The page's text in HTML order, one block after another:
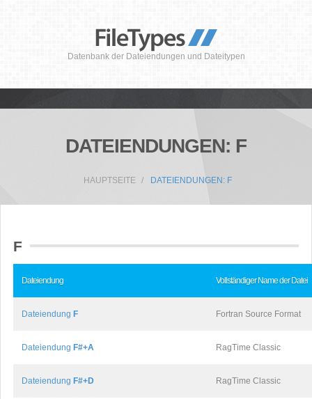
Datenbank der Dateiendungen und Dateitypen
DATEIENDUNGEN: F
HAUPTSEITE DATEIENDUNGEN: F
F
Dateiendung Vollständiger Name der Datei
Dateiendung F Fortran Source Format
Dateiendung F#+A RagTime Classic
Dateiendung F#+D RagTime Classic